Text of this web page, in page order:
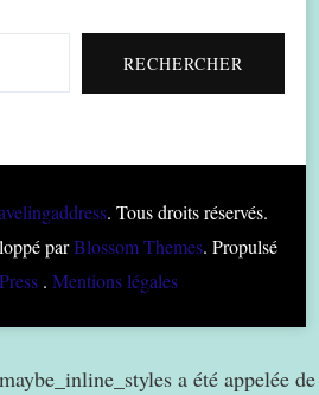
RECHERCHER
. Tous droits réservés.
parBlossom Themes. Propulsé
. Mentions légales
a été appelée de